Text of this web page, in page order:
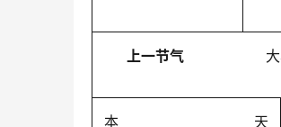
上一节气
本
天